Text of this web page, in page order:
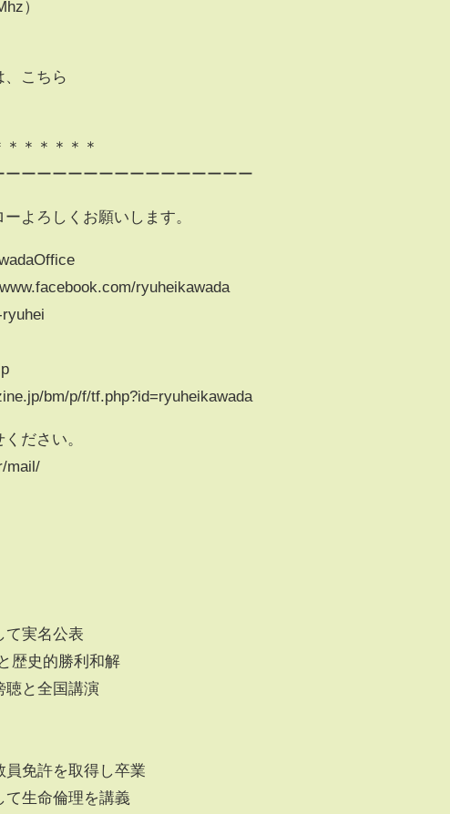
）
こちら
＊＊＊＊＊
ーーーーーーーーーーーーーーー
よろしくお願いします。
ryuheikawada
bm/p/f/tf.php?id=ryuheikawada
ださい。
mail/
実名公表
歴史的勝利和解
と全国講演
免許を取得し卒業
生命倫理を講義